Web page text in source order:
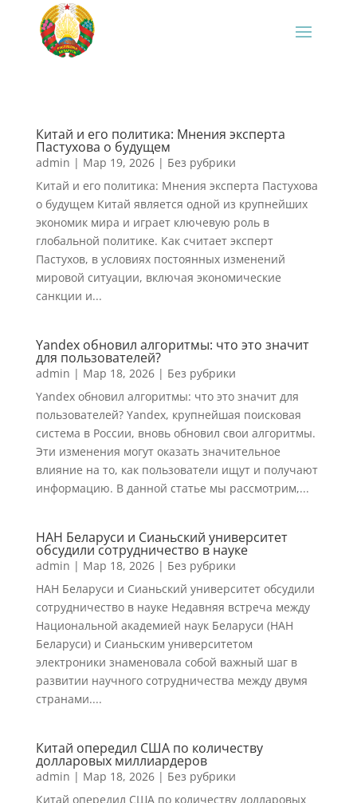
Китай и его политика: Мнения эксперта
Пастухова о будущем
admin | Мар 19, 2026| Без рубрики
Китай и его политика: Мнения эксперта Пастухова
о будущем Китай является одной из крупнейших
экономик мира и играет ключевую роль в
глобальной политике. Как считает эксперт
Пастухов, в условиях постоянных изменений
мировой ситуации, включая экономические
санкции и...
Yandex обновил алгоритмы: что это значит
для пользователей?
admin | Мар 18, 2026| Без рубрики
Yandex обновил алгоритмы: что это значит для
пользователей? Yandex, крупнейшая поисковая
система в России, вновь обновил свои алгоритмы.
Эти изменения могут оказать значительное
влияние на то, как пользователи ищут и получают
информацию. В данной статье мы рассмотрим,...
НАН Беларуси и Сианьский университет
обсудили сотрудничество в науке
admin | Мар 18, 2026| Без рубрики
НАН Беларуси и Сианьский университет обсудили
сотрудничество в науке Недавняя встреча между
Национальной академией наук Беларуси (НАН
Беларуси) и Сианьским университетом
электроники знаменовала собой важный шаг в
развитии научного сотрудничества между двумя
странами....
Китай опередил США по количеству
долларовых миллиардеров
admin | Мар 18, 2026| Без рубрики
Китай опередил США по количеству долларовых